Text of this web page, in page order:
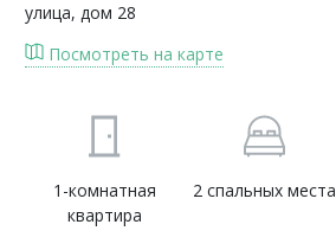
улица, дом 28
Посмотреть на карте
1-комнатная
квартира
2 спальных места